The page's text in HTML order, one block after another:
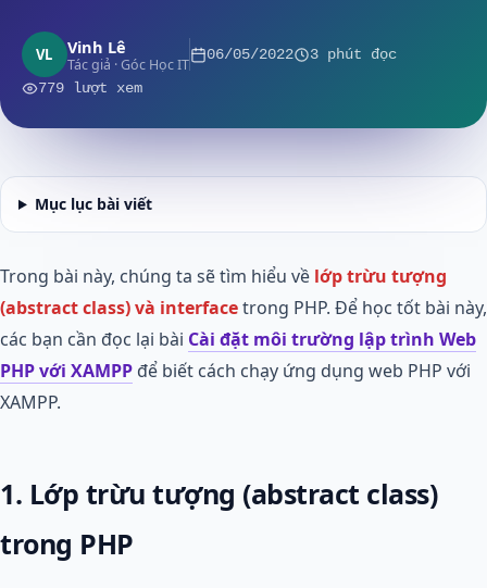
VL Vinh Lê
Tác giả · Góc Học IT
06/05/2022 3 phút đọc
779 lượt xem
Mục lục bài viết
Trong bài này, chúng ta sẽ tìm hiểu về lớp trừu tượng
(abstract class) và interfacetrong PHP. Để học tốt bài này,
các bạn cần đọc lại bài Cài đặt môi trường lập trình Web
PHP với XAMPP để biết cách chạy ứng dụng web PHP với
XAMPP.
1. Lớp trừu tượng (abstract class)
trong PHP